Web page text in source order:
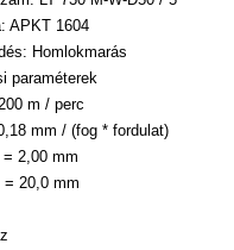
APKT 1604
Homlokmarás
paraméterek
m / perc
mm / (fog * fordulat)
2,00 mm
= 20,0 mm